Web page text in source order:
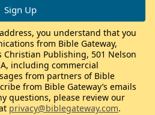
you understand that you
from Bible Gateway,
Publishing, 501 Nelson
including commercial
from partners of Bible
from Bible Gateway’s emails
questions, please review our
privacy@biblegateway.com.